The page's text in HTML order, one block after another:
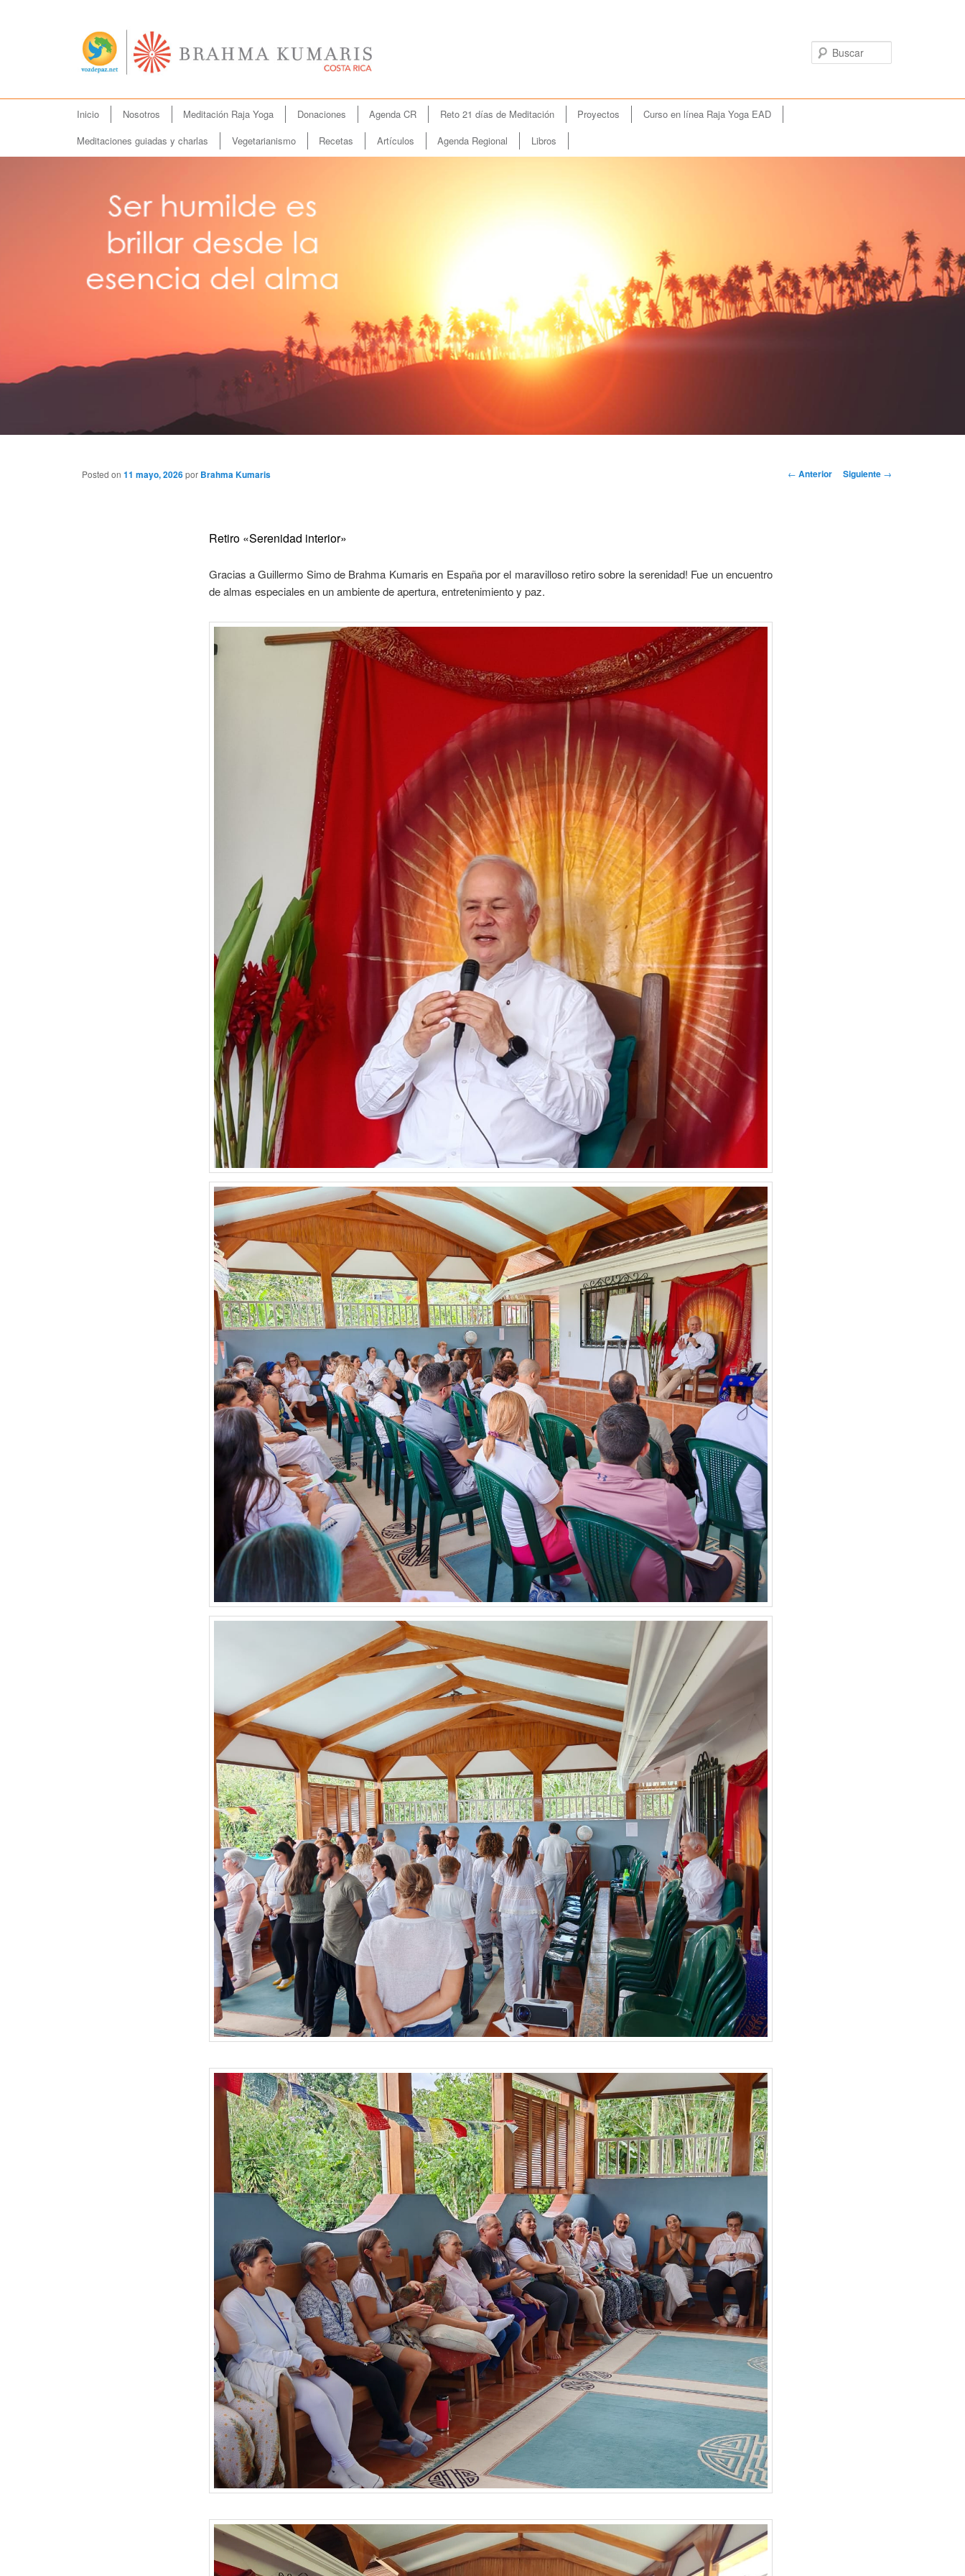
Ir
al
contenido
Inicio Nosotros Meditación Raja Yoga Donaciones Agenda CR Reto 21 días de Meditación Proyectos
Curso en línea Raja Yoga EAD
Meditaciones guiadas y charlas
Vegetarianismo Recetas Artículos Agenda Regional Libros
Navegación
← Anterior Siguiente →
Retiro «Serenidad interior»
Posted on 11 mayo, 2026 por Brahma Kumaris
Gracias a Guillermo Simo de Brahma Kumaris en España por el maravilloso retiro sobre la serenidad! Fue un encuentro
de almas especiales en un ambiente de apertura, entretenimiento y paz.